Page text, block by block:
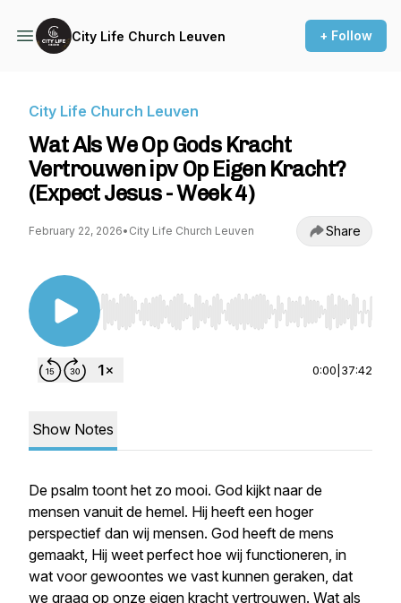
City Life Church Leuven + Follow
City Life Church Leuven
Wat Als We Op Gods Kracht
Vertrouwen ipv Op Eigen Kracht?
(Expect Jesus - Week 4)
February 22, 2026• City Life Church Leuven Share
Use Left/Right to seek, Home/End to jump to
0:00 37:42
Show Notes
De psalm toont het zo mooi. God kijkt naar de
mensen vanuit de hemel. Hij heeft een hoger
perspectief dan wij mensen. God heeft de mens
gemaakt, Hij weet perfect hoe wij functioneren, in
wat voor gewoontes we vast kunnen geraken, dat
we graag op onze eigen kracht vertrouwen. Wat als